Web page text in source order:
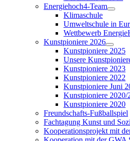
Energiehoch4-Team
Klimaschule
Umweltschule in
Wettbewerb
Kunstpioniere 2026
Kunstpioniere 2025
Unsere
Kunstpioniere 2023
Kunstpioniere 2022
Kunstpioniere Juni
Kunstpioniere 2020/
Kunstpioniere 2020
Freundschafts-Fußballspiel
Fachtagung Kunst und
Kooperationsprojekt mit